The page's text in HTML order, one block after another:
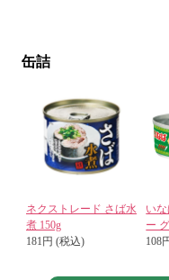
缶詰
ネクストレード さば水
煮 150g
181円 (税込)
い
ー
108